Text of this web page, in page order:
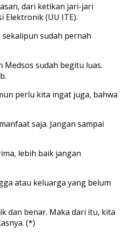
dari ketikan jari-jari
Elektronik (UU ITE).
sudah pernah
Medsos sudah begitu luas.
perlu kita ingat juga, bahwa
saja. Jangan sampai
lebih baik jangan
atau keluarga yang belum
dan benar. Maka dari itu, kita
(*)